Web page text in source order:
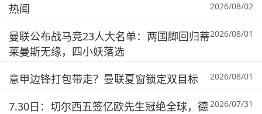
热闻 2026/08/02
曼联公布战马竞23人大名单：两国脚回归蒂
莱曼斯无缘，四小妖落选
2026/08/01
意甲边锋打包带走？曼联夏窗锁定双目标 2026/08/01
7.30日：切尔西五签亿欧先生冠绝全球，德2026/07/31